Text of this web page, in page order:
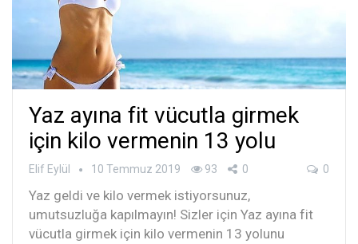
Yaz ayına fit vücutla girmek
için kilo vermenin 13 yolu
Elif Eylül 10 Temmuz 2019 93 0 0
Yaz geldi ve kilo vermek istiyorsunuz,
umutsuzluğa kapılmayın! Sizler için Yaz ayına fit
vücutla girmek için kilo vermenin 13 yolunu